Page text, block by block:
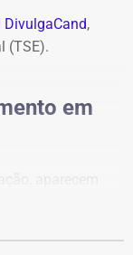
DivulgaCand,
(TSE).
em
100 mil, além
bem declarado